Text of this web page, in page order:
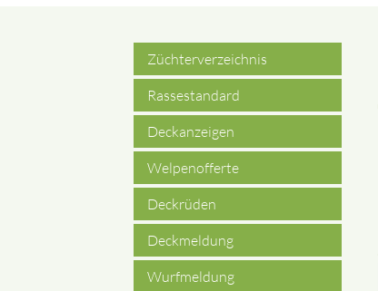
Suchbegriffe
Züchterverzeichnis
Rassestandard
Deckanzeigen
Welpenofferte
Deckrüden
Deckmeldung
Wurfmeldung